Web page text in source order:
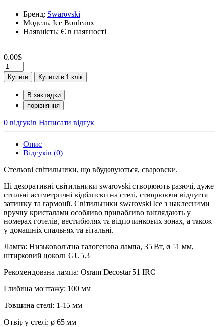
Бренд: Swarovski
Модель: Ice Bordeaux
Наявність: Є в наявності
0.00$
Купити Купити в 1 клік
В закладки
порівняння
0 відгуків Написати відгук
Опис
Відгуків (0)
Стельові світильники, що вбудовуються, сваровски.
Ці декоративні світильники swarovski створюють разючі, дуже
стильні асиметричні відблиски на стелі, створюючи відчуття
затишку та гармонії. Світильники swarovski Ice з наклеєними
вручну кристалами особливо привабливо виглядають у
номерах готелів, вестибюлях та відпочинкових зонах, а також
у домашніх спальнях та вітальні.
Лампа: Низьковольтна галогенова лампа, 35 Вт, ø 51 мм,
штирковий цоколь GU5.3
Рекомендована лампа: Osram Decostar 51 IRC
Глибина монтажу: 100 мм
Товщина стелі: 1-15 мм
Отвір у стелі: ø 65 мм